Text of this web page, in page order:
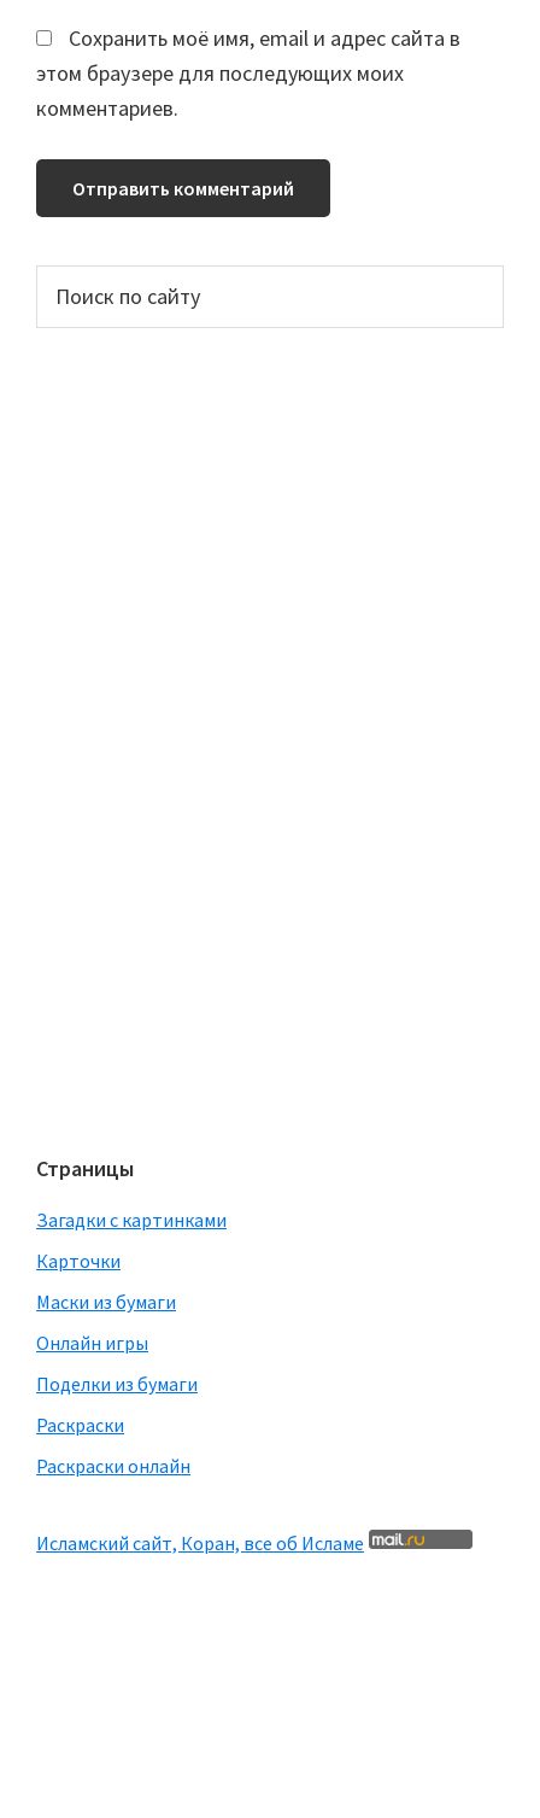
Сохранить моё имя, email и адрес сайта в
этом браузере для последующих моих
комментариев.
Основной
сайдбар
Страницы
Загадки с картинками
Карточки
Маски из бумаги
Онлайн игры
Поделки из бумаги
Раскраски
Раскраски онлайн
Исламский сайт, Коран, все об Исламе